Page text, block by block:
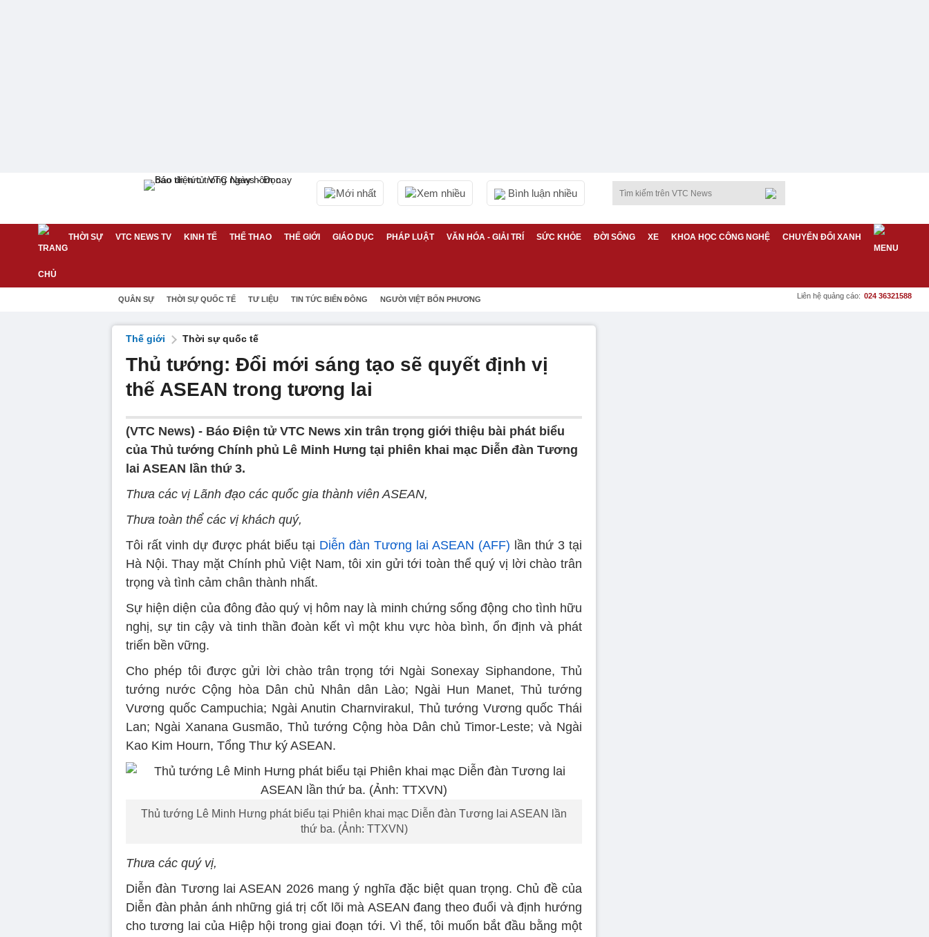
Mới nhất Xem nhiều Bình luận nhiều
THỜI SỰ VTC NEWS TV KINH TẾ THỂ THAO THẾ GIỚI GIÁO DỤC PHÁP LUẬT VĂN HÓA - GIẢI TRÍ SỨC KHỎE ĐỜI SỐNG XE KHOA HỌC CÔNG NGHỆ CHUYỂN ĐỔI XANH
QUÂN SỰ THỜI SỰ QUỐC TẾ TƯ LIỆU TIN TỨC BIỂN ĐÔNG NGƯỜI VIỆT BỐN PHƯƠNG Liên hệ quảng cáo: 024 36321588
Thế giới Thời sự quốc tế
Thủ tướng: Đổi mới sáng tạo sẽ quyết định vị
thế ASEAN trong tương lai
(VTC News) - Báo Điện tử VTC News xin trân trọng giới thiệu bài phát biểu
của Thủ tướng Chính phủ Lê Minh Hưng tại phiên khai mạc Diễn đàn Tương
lai ASEAN lần thứ 3.
Thưa các vị Lãnh đạo các quốc gia thành viên ASEAN,
Thưa toàn thể các vị khách quý,
Tôi rất vinh dự được phát biểu tại Diễn đàn Tương lai ASEAN (AFF) lần thứ 3 tại
Hà Nội. Thay mặt Chính phủ Việt Nam, tôi xin gửi tới toàn thể quý vị lời chào trân
trọng và tình cảm chân thành nhất.
Sự hiện diện của đông đảo quý vị hôm nay là minh chứng sống động cho tình hữu
nghị, sự tin cậy và tinh thần đoàn kết vì một khu vực hòa bình, ổn định và phát
triển bền vững.
Cho phép tôi được gửi lời chào trân trọng tới Ngài Sonexay Siphandone, Thủ
tướng nước Cộng hòa Dân chủ Nhân dân Lào; Ngài Hun Manet, Thủ tướng
Vương quốc Campuchia; Ngài Anutin Charnvirakul, Thủ tướng Vương quốc Thái
Lan; Ngài Xanana Gusmão, Thủ tướng Cộng hòa Dân chủ Timor-Leste; và Ngài
Kao Kim Hourn, Tổng Thư ký ASEAN.
Thủ tướng Lê Minh Hưng phát biểu tại Phiên khai mạc Diễn đàn Tương lai ASEAN lần
thứ ba. (Ảnh: TTXVN)
Thưa các quý vị,
Diễn đàn Tương lai ASEAN 2026 mang ý nghĩa đặc biệt quan trọng. Chủ đề của
Diễn đàn phản ánh những giá trị cốt lõi mà ASEAN đang theo đuổi và định hướng
cho tương lai của Hiệp hội trong giai đoạn tới. Vì thế, tôi muốn bắt đầu bằng một